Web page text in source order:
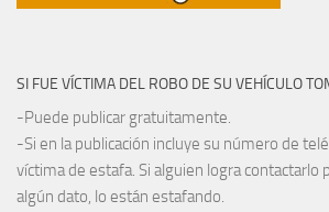
SI FUE VÍCTIMA DEL ROBO DE SU VEHÍCULO
-Puede publicar gratuitamente.
-Si en la publicación incluye su número de
víctima de estafa. Si alguien logra contactarlo
algún dato, lo están estafando.